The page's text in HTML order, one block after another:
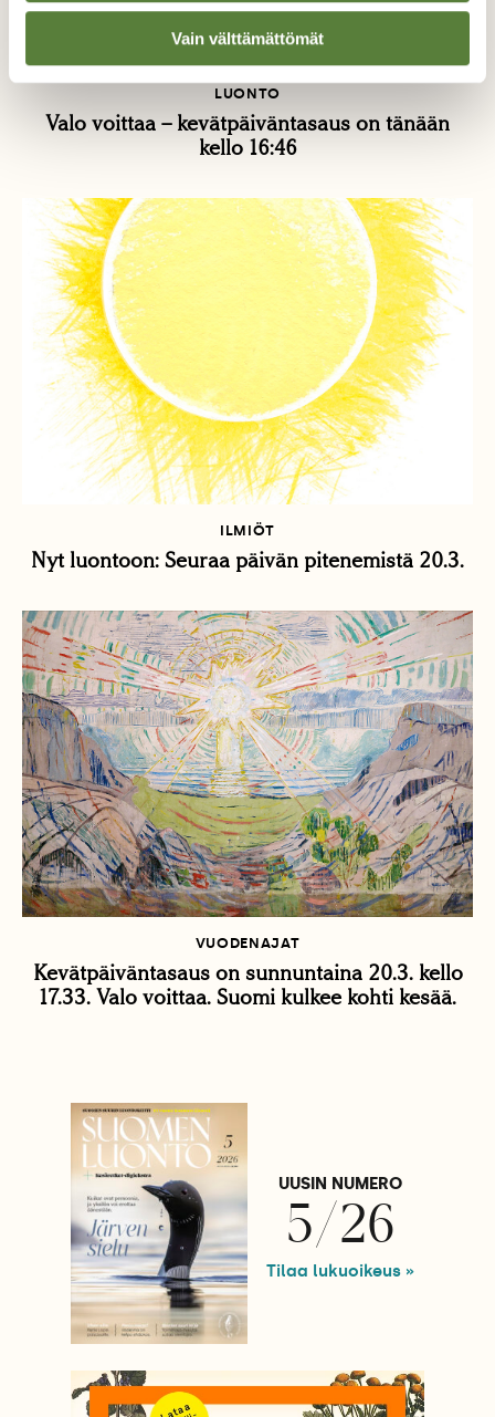
Vain välttämättömät
LUONTO
Valo voittaa – kevätpäiväntasaus on tänään
kello 16:46
ILMIÖT
Nyt luontoon: Seuraa päivän pitenemistä 20.3.
VUODENAJAT
Kevätpäiväntasaus on sunnuntaina 20.3. kello
17.33. Valo voittaa. Suomi kulkee kohti kesää.
UUSIN NUMERO
5/26
Tilaa lukuoikeus »